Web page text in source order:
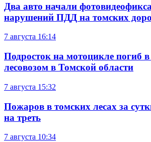
Два авто начали
нарушений ПДД на томских
7 августа 16:14
Подросток на мотоцикле погиб
лесовозом в Томской области
7 августа 15:32
Пожаров в томских лесах за
на треть
7 августа 10:34